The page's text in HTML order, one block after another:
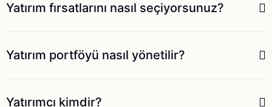
Yatırım fırsatlarını nasıl seçiyorsunuz?
Yatırım portföyü nasıl yönetilir?
Yatırımcı kimdir?